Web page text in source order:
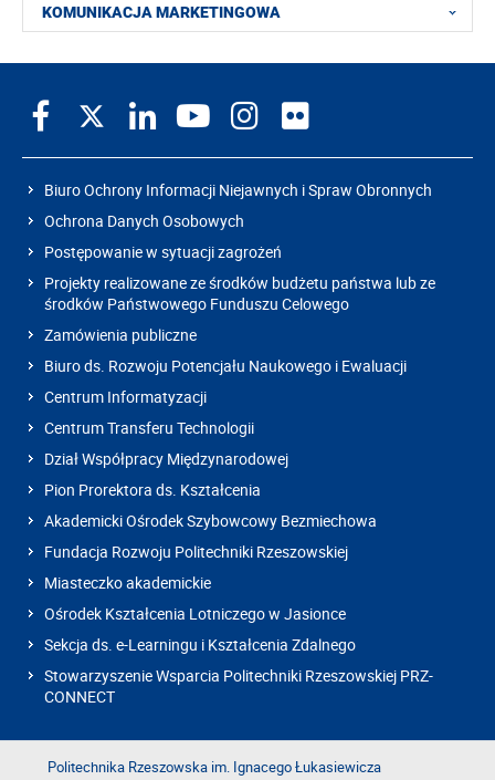
KOMUNIKACJA MARKETINGOWA
Biuro Ochrony Informacji Niejawnych i Spraw Obronnych
Ochrona Danych Osobowych
Postępowanie w sytuacji zagrożeń
Projekty realizowane ze środków budżetu państwa lub ze
środków Państwowego Funduszu Celowego
Zamówienia publiczne
Biuro ds. Rozwoju Potencjału Naukowego i Ewaluacji
Centrum Informatyzacji
Centrum Transferu Technologii
Dział Współpracy Międzynarodowej
Pion Prorektora ds. Kształcenia
Akademicki Ośrodek Szybowcowy Bezmiechowa
Fundacja Rozwoju Politechniki Rzeszowskiej
Miasteczko akademickie
Ośrodek Kształcenia Lotniczego w Jasionce
Sekcja ds. e-Learningu i Kształcenia Zdalnego
Stowarzyszenie Wsparcia Politechniki Rzeszowskiej PRZ-
CONNECT
Politechnika Rzeszowska im. Ignacego Łukasiewicza